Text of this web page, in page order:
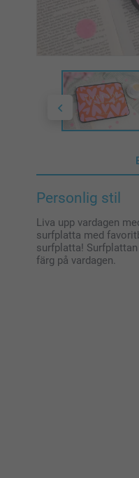
Personlig stil
Liva upp vardagen
surfplatta med
surfplatta!
färg på vardagen.